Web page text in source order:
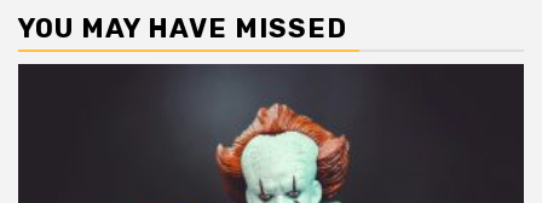
YOU MAY HAVE MISSED